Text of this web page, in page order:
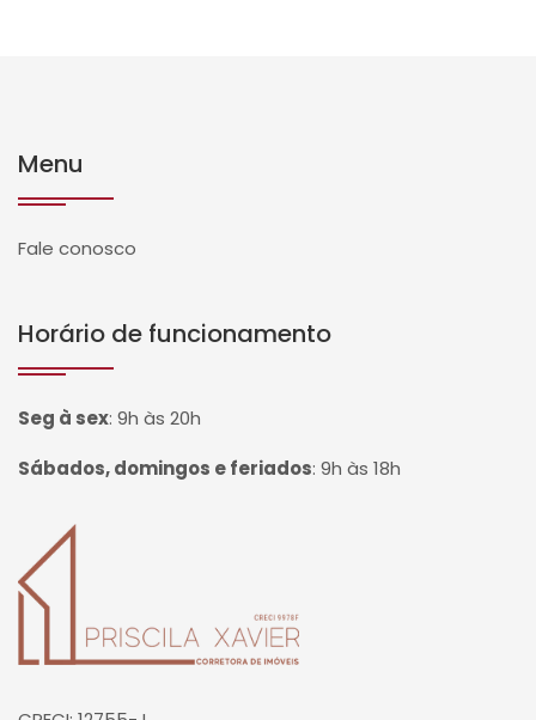
Menu
Fale conosco
Horário de funcionamento
Seg à sex: 9h às 20h
Sábados, domingos e feriados: 9h às 18h
Página inicial